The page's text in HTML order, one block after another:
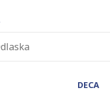
DECA